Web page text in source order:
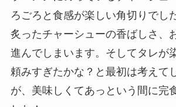
ろごろと食感が楽しい角切りでし
炙ったチャーシューの香ばしさ、
進んでしまいます。そしてタレが
頼みすぎたかな？と最初は考えて
が、美味しくてあっという間に完